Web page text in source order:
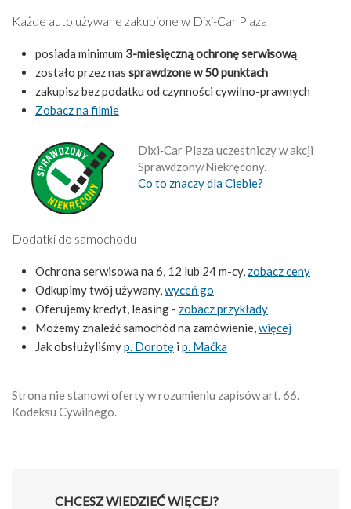
Każde auto używane zakupione w Dixi-Car Plaza
posiada minimum 3-miesięczną ochronę serwisową
zostało przez nas sprawdzone w 50 punktach
zakupisz bez podatku od czynności cywilno-prawnych
Zobacz na filmie
Dixi‑Car Plaza uczestniczy w akcji
Sprawdzony/Niekręcony.
Co to znaczy dla Ciebie?
Dodatki do samochodu
Ochrona serwisowa na 6, 12 lub 24 m-cy, zobacz ceny
Odkupimy twój używany,wyceń go
Oferujemy kredyt, leasing - zobacz przykłady
Możemy znaleźć samochód na zamówienie,więcej
Jak obsłużyliśmyp. Dorotę i p. Maćka
Strona nie stanowi oferty w rozumieniu zapisów art. 66.
Kodeksu Cywilnego.
CHCESZ WIEDZIEĆ WIĘCEJ?